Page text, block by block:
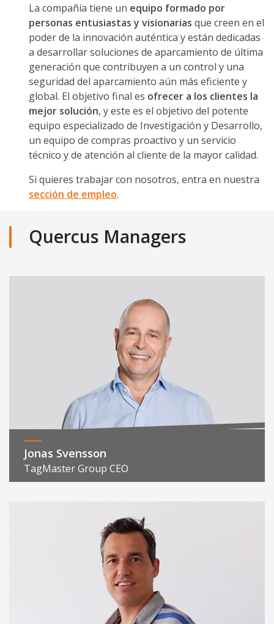
La compañía tiene un equipo formado por
personas entusiastas y visionarias que creen en el
poder de la innovación auténtica y están dedicadas
a desarrollar soluciones de aparcamiento de última
generación que contribuyen a un control y una
seguridad del aparcamiento aún más eficiente y
global. El objetivo final es ofrecer a los clientes la
mejor solución, y este es el objetivo del potente
equipo especializado de Investigación y Desarrollo,
un equipo de compras proactivo y un servicio
técnico y de atención al cliente de la mayor calidad.
Si quieres trabajar con nosotros, entra en nuestra
sección de empleo.
Quercus Managers
Jonas Svensson
TagMaster Group CEO